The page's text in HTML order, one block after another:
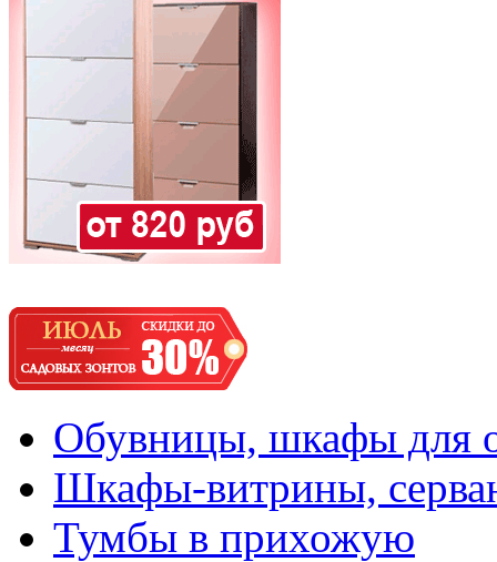
Обувницы, шкафы для
Шкафы-витрины,
Тумбы в прихожую